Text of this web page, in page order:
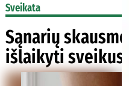
Sveikata
Sąnarių
išlaikyti sveikus